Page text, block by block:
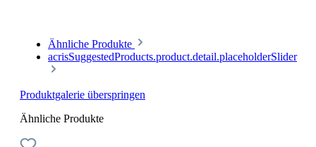
Ähnliche Produkte
acrisSuggestedProducts.product.detail.placeholderSlider
Produktgalerie überspringen
Ähnliche Produkte